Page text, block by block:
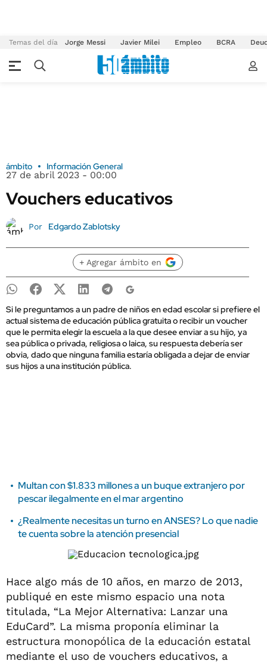
Temas del día Jorge Messi Javier Milei Empleo BCRA
ámbito Información General
27 de abril 2023 - 00:00
Vouchers educativos
Por Edgardo Zablotsky
+ Agregar ámbito en
Si le preguntamos a un padre de niños en edad escolar si prefiere el
actual sistema de educación pública gratuita o recibir un voucher
que le permita elegir la escuela a la que desee enviar a su hijo, ya
sea pública o privada, religiosa o laica, su respuesta debería ser
obvia, dado que ninguna familia estaría obligada a dejar de enviar
sus hijos a una institución pública.
Multan con $1.833 millones a un buque extranjero por
pescar ilegalmente en el mar argentino
¿Realmente necesitas un turno en ANSES? Lo que nadie
te cuenta sobre la atención presencial
Hace algo más de 10 años, en marzo de 2013,
publiqué en este mismo espacio una nota
titulada, “La Mejor Alternativa: Lanzar una
EduCard”. La misma proponía eliminar la
estructura monopólica de la educación estatal
mediante el uso de vouchers educativos, a